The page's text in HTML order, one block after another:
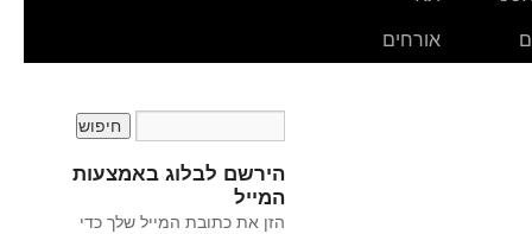
אורחים
הירשם לבלוג באמצעות
המייל
הזן את כתובת המייל שלך כדי